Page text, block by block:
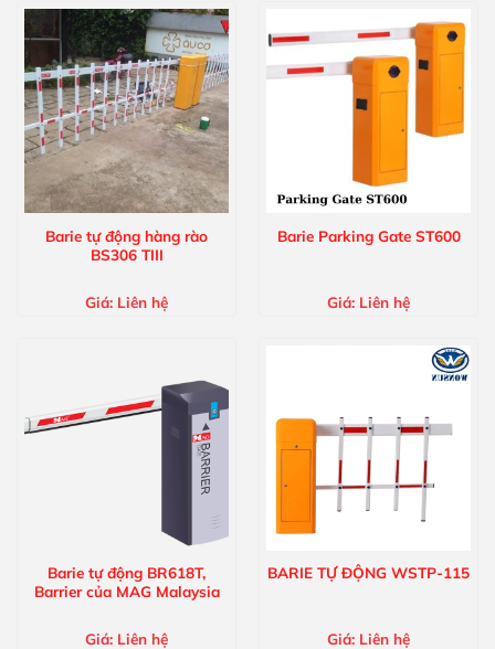
Barie tự động hàng rào
BS306 TIII
Giá: Liên hệ
Barie Parking Gate ST600
Giá: Liên hệ
Barie tự động BR618T,
Barrier của MAG Malaysia
Giá: Liên hệ
BARIE TỰ ĐỘNG WSTP-115
Giá: Liên hệ